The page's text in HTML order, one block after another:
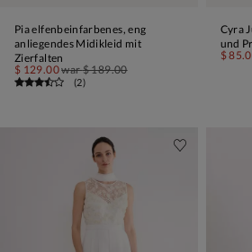
Pia elfenbeinfarbenes, eng
anliegendes Midikleid mit
Zierfalten
$ 129.00war$ 189.00
(2)
Cyra
und
$